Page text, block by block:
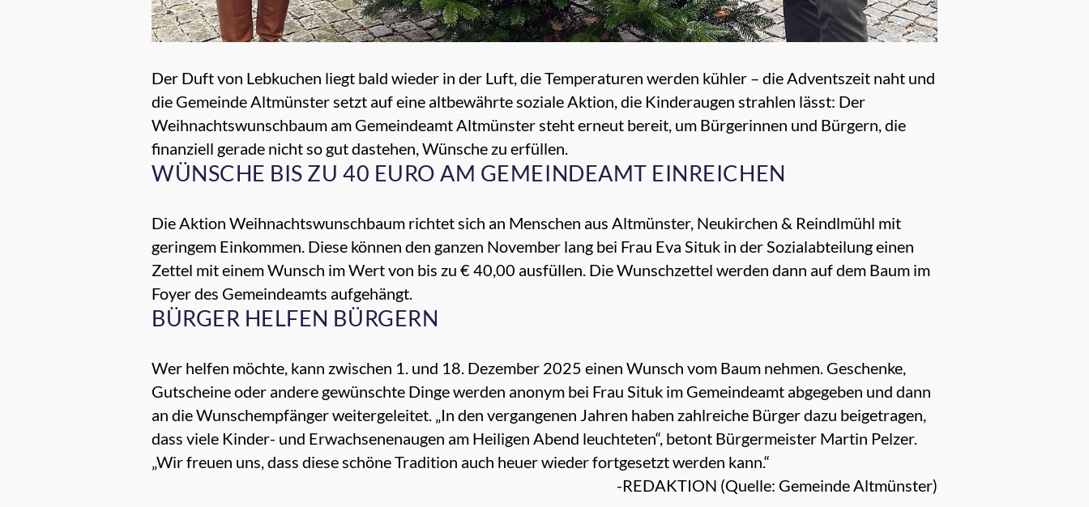
Der Duft von Lebkuchen liegt bald wieder in der Luft, die Temperaturen werden kühler – die Adventszeit naht und
die Gemeinde Altmünster setzt auf eine altbewährte soziale Aktion, die Kinderaugen strahlen lässt: Der
Weihnachtswunschbaum am Gemeindeamt Altmünster steht erneut bereit, um Bürgerinnen und Bürgern, die
finanziell gerade nicht so gut dastehen, Wünsche zu erfüllen.
WÜNSCHE BIS ZU 40 EURO AM GEMEINDEAMT EINREICHEN
Die Aktion Weihnachtswunschbaum richtet sich an Menschen aus Altmünster, Neukirchen & Reindlmühl mit
geringem Einkommen. Diese können den ganzen November lang bei Frau Eva Situk in der Sozialabteilung einen
Zettel mit einem Wunsch im Wert von bis zu € 40,00 ausfüllen. Die Wunschzettel werden dann auf dem Baum im
Foyer des Gemeindeamts aufgehängt.
BÜRGER HELFEN BÜRGERN
Wer helfen möchte, kann zwischen 1. und 18. Dezember 2025 einen Wunsch vom Baum nehmen. Geschenke,
Gutscheine oder andere gewünschte Dinge werden anonym bei Frau Situk im Gemeindeamt abgegeben und dann
an die Wunschempfänger weitergeleitet. „In den vergangenen Jahren haben zahlreiche Bürger dazu beigetragen,
dass viele Kinder- und Erwachsenenaugen am Heiligen Abend leuchteten“, betont Bürgermeister Martin Pelzer.
„Wir freuen uns, dass diese schöne Tradition auch heuer wieder fortgesetzt werden kann.“
-REDAKTION (Quelle: Gemeinde Altmünster)